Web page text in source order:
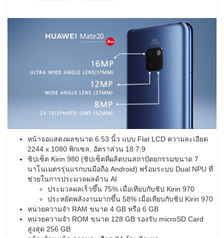
หน้าจอแสดงผลขนาด 6.53 นิ้ว แบบ Flat LCD ความละเอียด
2244 x 1080 พิกเซล, อัตราส่วน 18:7:9
ชิปเซ็ต Kirin 980 (ชิปเซ็ตที่ผลิตบนสถาปัตยกรรมขนาด 7
นาโนเมตรรุ่นแรกบนมือถือ Android) พร้อมระบบ Dual NPU ที่
ช่วยในการประมวลผลด้าน AI
ประมวลผลเร็วขึ้น 75% เมื่อเทียบกับชิป Kirin 970
ประหยัดพลังงานมากขึ้น 58% เมื่อเทียบกับชิป Kirin 970
หน่วยความจำ RAM ขนาด 4 GB หรือ 6 GB
หน่วยความจำ ROM ขนาด 128 GB รองรับ microSD Card
สูงสุด 256 GB